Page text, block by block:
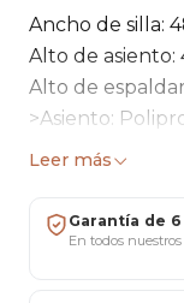
Ancho de silla:
Alto de asiento:
Alto de
>Asiento:
>Material de
Medidas de
Leer más
Garantía de
En todos